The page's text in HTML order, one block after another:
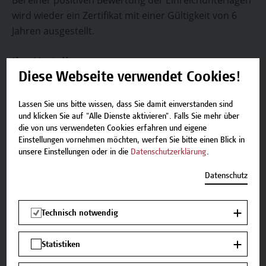
wird wieder ein Zertifikat mit einer Gültigkeit von 6
Jahren ausgestellt.
Weiterbildungsprogramm die erforderlichen
aktuellsten Grundkenntnisse für eineRe-
Zertifizierung entsprechend der ÖNORM B 4022für
Ihren Berufsalltag.
Am Ende des Weiterbildungsprogramms sind
Sie in der Lage,
Vorbereitungen für den Lagereinbau zu treffen.
angelieferte Lager auf Qualitätskonformität mit
Diese Webseite verwendet Cookies!
Lassen Sie uns bitte wissen, dass Sie damit einverstanden sind
und klicken Sie auf "Alle Dienste aktivieren". Falls Sie mehr über
die von uns verwendeten Cookies erfahren und eigene
Einstellungen vornehmen möchten, werfen Sie bitte einen Blick in
unsere Einstellungen oder in die Datenschutzerklärung.
Datenschutz
Technisch notwendig
Statistiken